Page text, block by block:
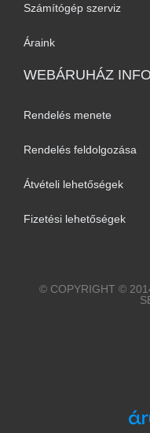
Számítógép szerviz
Áraink
WEBÁRUHÁZ INFO
Rendelés menete
Rendelés feldolgozása
Átvételi lehetőségek
Fizetési lehetőségek
© COPYRIGHT ©